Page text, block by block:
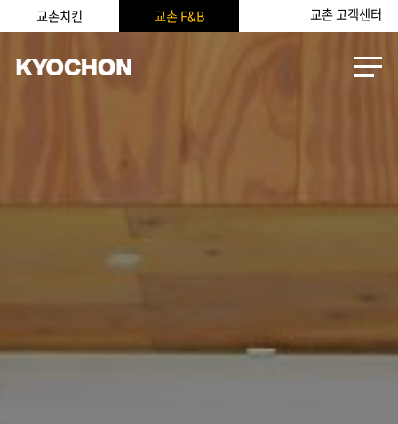
교촌치킨 교촌 F&B 교촌 고객센터